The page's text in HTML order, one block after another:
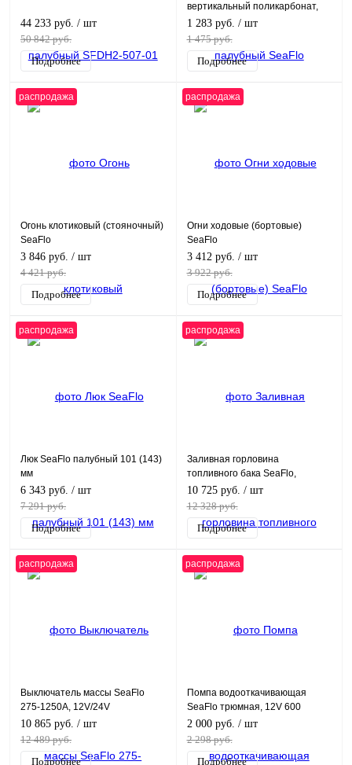
44 233 руб. / шт
50 842 руб.
Подробнее
вертикальный поликарбонат,
S.S 316., светоидиодный,
белый
1 283 руб. / шт
1 475 руб.
Подробнее
распродажа
Огонь клотиковый (стояночный)
SeaFlo
3 846 руб. / шт
4 421 руб.
Подробнее
распродажа
Огни ходовые (бортовые)
SeaFlo
3 412 руб. / шт
3 922 руб.
Подробнее
распродажа
Люк SeaFlo палубный 101 (143)
мм
6 343 руб. / шт
7 291 руб.
Подробнее
распродажа
Заливная горловина
топливного бака SeaFlo,
патрубок 40 мм чёрный
10 725 руб. / шт
12 328 руб.
Подробнее
распродажа
Выключатель массы SeaFlo
275-1250А, 12V/24V
10 865 руб. / шт
12 489 руб.
Подробнее
распродажа
Помпа водооткачивающая
SeaFlo трюмная, 12V 600
галлон/час, патрубок 19 мм
2 000 руб. / шт
2 298 руб.
Подробнее